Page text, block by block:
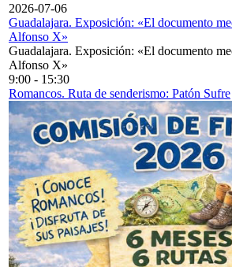
2026-07-06
Guadalajara. Exposición: «El documento
Alfonso X»
Guadalajara. Exposición: «El documento
Alfonso X»
9:00 - 15:30
Romancos. Ruta de senderismo: Patón Sufre